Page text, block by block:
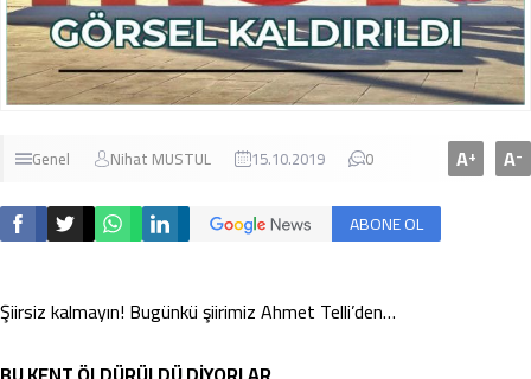
Genel Nihat MUSTUL 15.10.2019 0 A+ A-
ABONE OL
Şiirsiz kalmayın! Bugünkü şiirimiz Ahmet Telli’den…